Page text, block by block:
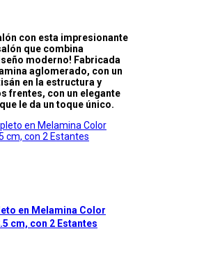
con esta impresionante
que combina
moderno! Fabricada
aglomerado, con un
en la estructura y
frentes, con un elegante
le da un toque único.
en Melamina Color
cm, con 2 Estantes